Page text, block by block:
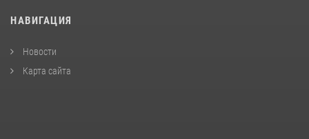
НАВИГАЦИЯ
Новости
Карта сайта